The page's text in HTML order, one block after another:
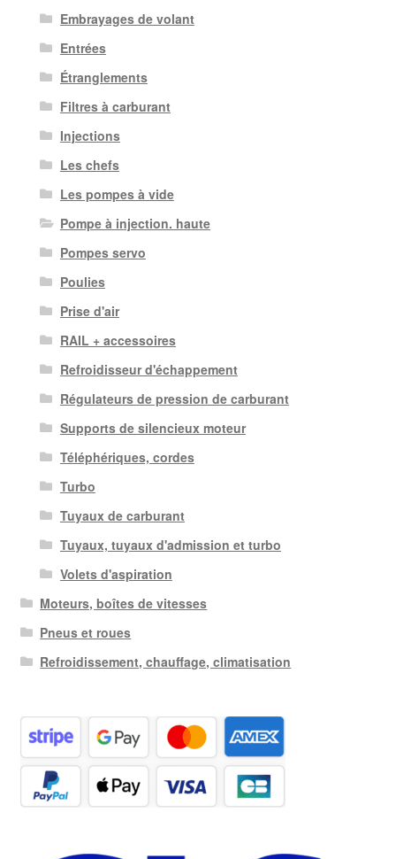
Embrayages de volant
Entrées
Étranglements
Filtres à carburant
Injections
Les chefs
Les pompes à vide
Pompe à injection. haute
Pompes servo
Poulies
Prise d'air
RAIL + accessoires
Refroidisseur d'échappement
Régulateurs de pression de carburant
Supports de silencieux moteur
Téléphériques, cordes
Turbo
Tuyaux de carburant
Tuyaux, tuyaux d'admission et turbo
Volets d'aspiration
Moteurs, boîtes de vitesses
Pneus et roues
Refroidissement, chauffage, climatisation